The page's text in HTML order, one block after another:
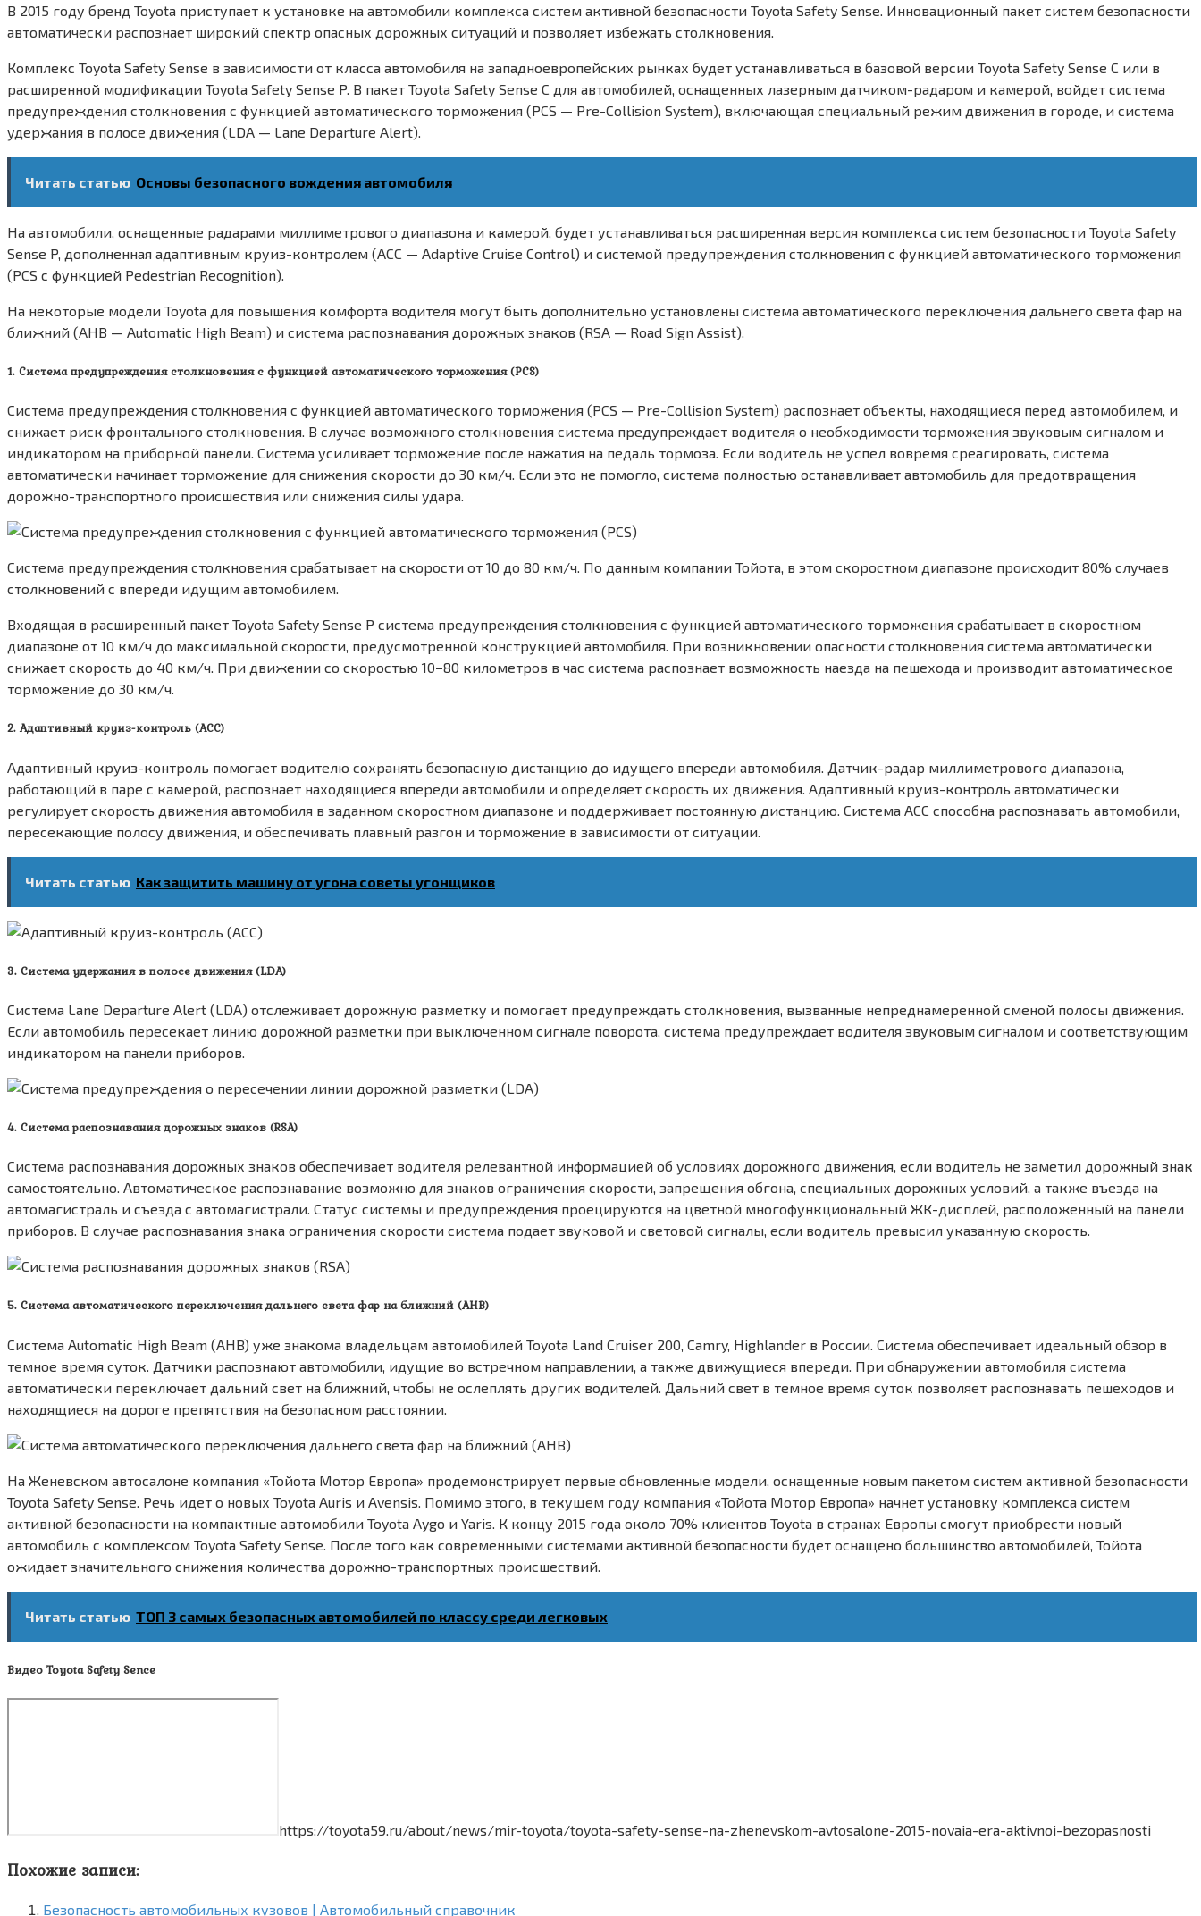
В 2015 году бренд Toyota приступает к установке на автомобили комплекса систем активной безопасности Toyota Safety Sense. Инновационный пакет систем безопасности
автоматически распознает широкий спектр опасных дорожных ситуаций и позволяет избежать столкновения.
Комплекс Toyota Safety Sense в зависимости от класса автомобиля на западноевропейских рынках будет устанавливаться в базовой версии Toyota Safety Sense C или в
расширенной модификации Toyota Safety Sense P. В пакет Toyota Safety Sense C для автомобилей, оснащенных лазерным датчиком-радаром и камерой, войдет система
предупреждения столкновения с функцией автоматического торможения (PCS — Pre-Collision System), включающая специальный режим движения в городе, и система
удержания в полосе движения (LDA — Lane Departure Alert).
Читать статью Основы безопасного вождения автомобиля
На автомобили, оснащенные радарами миллиметрового диапазона и камерой, будет устанавливаться расширенная версия комплекса систем безопасности Toyota Safety
Sense P, дополненная адаптивным круиз-контролем (ACC — Adaptive Cruise Control) и системой предупреждения столкновения с функцией автоматического торможения
(PCS c функцией Pedestrian Recognition).
На некоторые модели Toyota для повышения комфорта водителя могут быть дополнительно установлены система автоматического переключения дальнего света фар на
ближний (AHB — Automatic High Beam) и система распознавания дорожных знаков (RSA — Road Sign Assist).
1. Система предупреждения столкновения с функцией автоматического торможения (PCS)
Система предупреждения столкновения с функцией автоматического торможения (PCS — Pre-Collision System) распознает объекты, находящиеся перед автомобилем, и
снижает риск фронтального столкновения. В случае возможного столкновения система предупреждает водителя о необходимости торможения звуковым сигналом и
индикатором на приборной панели. Система усиливает торможение после нажатия на педаль тормоза. Если водитель не успел вовремя среагировать, система
автоматически начинает торможение для снижения скорости до 30 км/ч. Если это не помогло, система полностью останавливает автомобиль для предотвращения
дорожно-транспортного происшествия или снижения силы удара.
Система предупреждения столкновения срабатывает на скорости от 10 до 80 км/ч. По данным компании Тойота, в этом скоростном диапазоне происходит 80% случаев
столкновений с впереди идущим автомобилем.
Входящая в расширенный пакет Toyota Safety Sense P система предупреждения столкновения с функцией автоматического торможения срабатывает в скоростном
диапазоне от 10 км/ч до максимальной скорости, предусмотренной конструкцией автомобиля. При возникновении опасности столкновения система автоматически
снижает скорость до 40 км/ч. При движении со скоростью 10−80 километров в час система распознает возможность наезда на пешехода и производит автоматическое
торможение до 30 км/ч.
2. Адаптивный круиз-контроль (ACC)
Адаптивный круиз-контроль помогает водителю сохранять безопасную дистанцию до идущего впереди автомобиля. Датчик-радар миллиметрового диапазона,
работающий в паре с камерой, распознает находящиеся впереди автомобили и определяет скорость их движения. Адаптивный круиз-контроль автоматически
регулирует скорость движения автомобиля в заданном скоростном диапазоне и поддерживает постоянную дистанцию. Система ACC способна распознавать автомобили,
пересекающие полосу движения, и обеспечивать плавный разгон и торможение в зависимости от ситуации.
Читать статью Как защитить машину от угона советы угонщиков
3. Система удержания в полосе движения (LDA)
Система Lane Departure Alert (LDA) отслеживает дорожную разметку и помогает предупреждать столкновения, вызванные непреднамеренной сменой полосы движения.
Если автомобиль пересекает линию дорожной разметки при выключенном сигнале поворота, система предупреждает водителя звуковым сигналом и соответствующим
индикатором на панели приборов.
4. Система распознавания дорожных знаков (RSA)
Система распознавания дорожных знаков обеспечивает водителя релевантной информацией об условиях дорожного движения, если водитель не заметил дорожный знак
самостоятельно. Автоматическое распознавание возможно для знаков ограничения скорости, запрещения обгона, специальных дорожных условий, а также въезда на
автомагистраль и съезда с автомагистрали. Статус системы и предупреждения проецируются на цветной многофункциональный ЖК-дисплей, расположенный на панели
приборов. В случае распознавания знака ограничения скорости система подает звуковой и световой сигналы, если водитель превысил указанную скорость.
5. Система автоматического переключения дальнего света фар на ближний (AHB)
Система Automatic High Beam (AHB) уже знакома владельцам автомобилей Toyota Land Cruiser 200, Camry, Highlander в России. Система обеспечивает идеальный обзор в
темное время суток. Датчики распознают автомобили, идущие во встречном направлении, а также движущиеся впереди. При обнаружении автомобиля система
автоматически переключает дальний свет на ближний, чтобы не ослеплять других водителей. Дальний свет в темное время суток позволяет распознавать пешеходов и
находящиеся на дороге препятствия на безопасном расстоянии.
На Женевском автосалоне компания «Тойота Мотор Европа» продемонстрирует первые обновленные модели, оснащенные новым пакетом систем активной безопасности
Toyota Safety Sense. Речь идет о новых Toyota Auris и Avensis. Помимо этого, в текущем году компания «Тойота Мотор Европа» начнет установку комплекса систем
активной безопасности на компактные автомобили Toyota Aygo и Yaris. К концу 2015 года около 70% клиентов Toyota в странах Европы смогут приобрести новый
автомобиль с комплексом Toyota Safety Sense. После того как современными системами активной безопасности будет оснащено большинство автомобилей, Тойота
ожидает значительного снижения количества дорожно-транспортных происшествий.
Читать статью ТОП 3 самых безопасных автомобилей по классу среди легковых
Видео Toyota Safety Sence
https://toyota59.ru/about/news/mir-toyota/toyota-safety-sense-na-zhenevskom-avtosalone-2015-novaia-era-aktivnoi-bezopasnosti
Похожие записи:
Безопасность автомобильных кузовов | Автомобильный справочник